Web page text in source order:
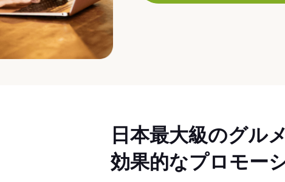
日本最大級のグル
効果的なプロモー